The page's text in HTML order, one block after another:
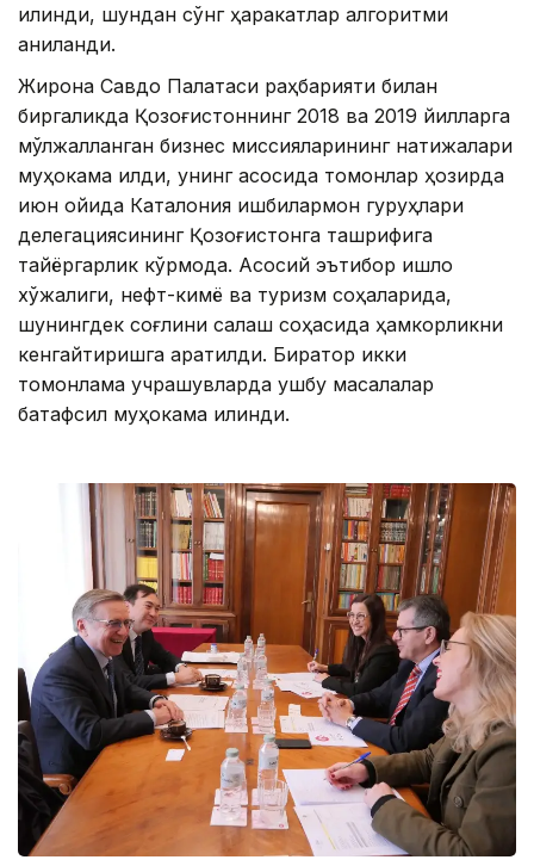
қилинди, шундан сўнг ҳаракатлар алгоритми
аниқланди.
Жирона Савдо Палатаси раҳбарияти билан
биргаликда Қозоғистоннинг 2018 ва 2019 йилларга
мўлжалланган бизнес миссияларининг натижалари
муҳокама қилди, унинг асосида томонлар ҳозирда
июн ойида Каталония ишбилармон гуруҳлари
делегациясининг Қозоғистонга ташрифига
тайёргарлик кўрмоқда. Асосий эътибор қишлоқ
хўжалиги, нефт-кимё ва туризм соҳаларида,
шунингдек соғлиқни сақлаш соҳасида ҳамкорликни
кенгайтиришга қаратилди. Бирқатор икки
томонлама учрашувларда ушбу масалалар
батафсил муҳокама қилинди.